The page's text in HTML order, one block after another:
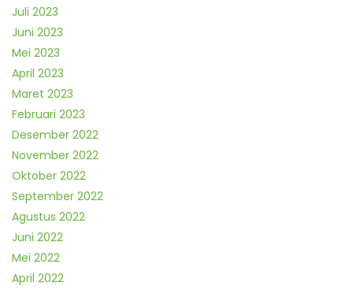
Juli 2023
Juni 2023
Mei 2023
April 2023
Maret 2023
Februari 2023
Desember 2022
November 2022
Oktober 2022
September 2022
Agustus 2022
Juni 2022
Mei 2022
April 2022